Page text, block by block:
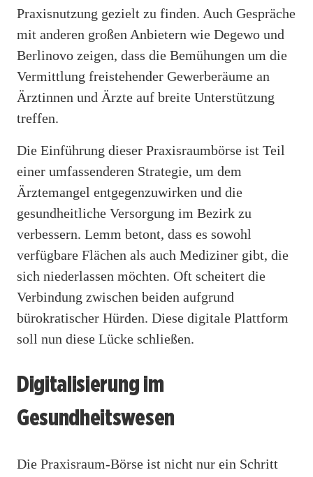
Praxisnutzung gezielt zu finden. Auch Gespräche
mit anderen großen Anbietern wie Degewo und
Berlinovo zeigen, dass die Bemühungen um die
Vermittlung freistehender Gewerberäume an
Ärztinnen und Ärzte auf breite Unterstützung
treffen.
Die Einführung dieser Praxisraumbörse ist Teil
einer umfassenderen Strategie, um dem
Ärztemangel entgegenzuwirken und die
gesundheitliche Versorgung im Bezirk zu
verbessern. Lemm betont, dass es sowohl
verfügbare Flächen als auch Mediziner gibt, die
sich niederlassen möchten. Oft scheitert die
Verbindung zwischen beiden aufgrund
bürokratischer Hürden. Diese digitale Plattform
soll nun diese Lücke schließen.
Digitalisierung im
Gesundheitswesen
Die Praxisraum-Börse ist nicht nur ein Schritt